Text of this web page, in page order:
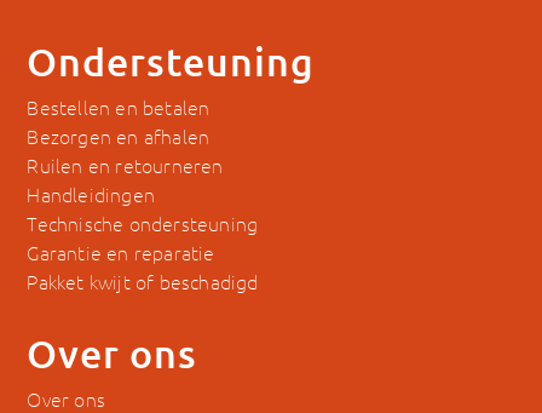
Ondersteuning
Bestellen en betalen
Bezorgen en afhalen
Ruilen en retourneren
Handleidingen
Technische ondersteuning
Garantie en reparatie
Pakket kwijt of beschadigd
Over ons
Over ons